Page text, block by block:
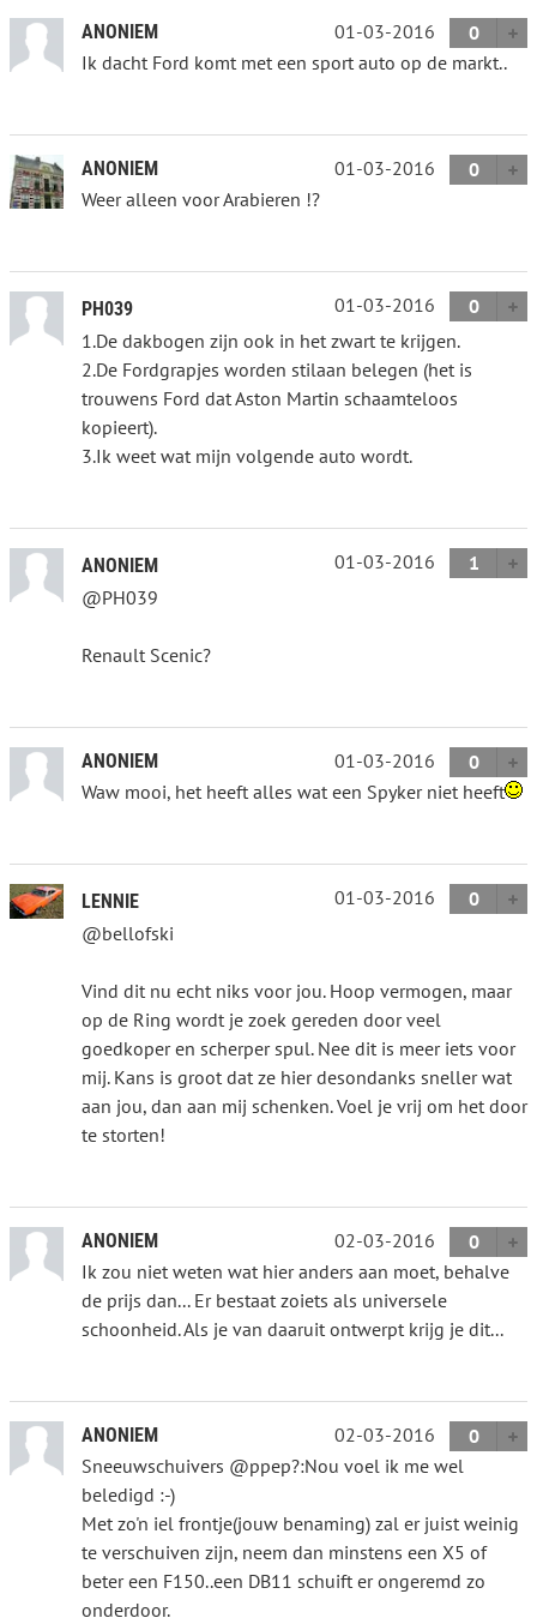
ANONIEM 01-03-2016
0
Ik dacht Ford komt met een sport auto op de markt..
ANONIEM 01-03-2016
0
Weer alleen voor Arabieren !?
PH039 01-03-2016
0
1.De dakbogen zijn ook in het zwart te krijgen.
2.De Fordgrapjes worden stilaan belegen (het is
trouwens Ford dat Aston Martin schaamteloos
kopieert).
3.Ik weet wat mijn volgende auto wordt.
ANONIEM 01-03-2016
1
@PH039
Renault Scenic?
ANONIEM 01-03-2016
0
Waw mooi, het heeft alles wat een Spyker niet heeft
LENNIE 01-03-2016
0
@bellofski
Vind dit nu echt niks voor jou. Hoop vermogen, maar
op de Ring wordt je zoek gereden door veel
goedkoper en scherper spul. Nee dit is meer iets voor
mij. Kans is groot dat ze hier desondanks sneller wat
aan jou, dan aan mij schenken. Voel je vrij om het door
te storten!
ANONIEM 02-03-2016
0
Ik zou niet weten wat hier anders aan moet, behalve
de prijs dan... Er bestaat zoiets als universele
schoonheid. Als je van daaruit ontwerpt krijg je dit...
ANONIEM 02-03-2016
0
Sneeuwschuivers @ppep?:Nou voel ik me wel
beledigd :-)
Met zo'n iel frontje(jouw benaming) zal er juist weinig
te verschuiven zijn, neem dan minstens een X5 of
beter een F150..een DB11 schuift er ongeremd zo
onderdoor.